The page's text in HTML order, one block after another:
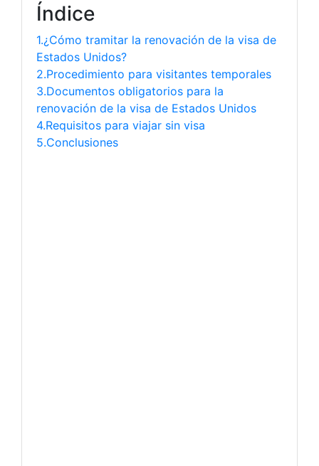
Índice
1.¿Cómo tramitar la renovación de la visa de
Estados Unidos?
2.Procedimiento para visitantes temporales
3.Documentos obligatorios para la
renovación de la visa de Estados Unidos
4.Requisitos para viajar sin visa
5.Conclusiones